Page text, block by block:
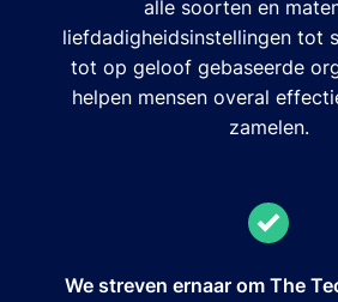
alle soorten en
liefdadigheidsinstellingen tot
tot op geloof gebaseerde
helpen mensen overal
zamelen.
We streven ernaar om The